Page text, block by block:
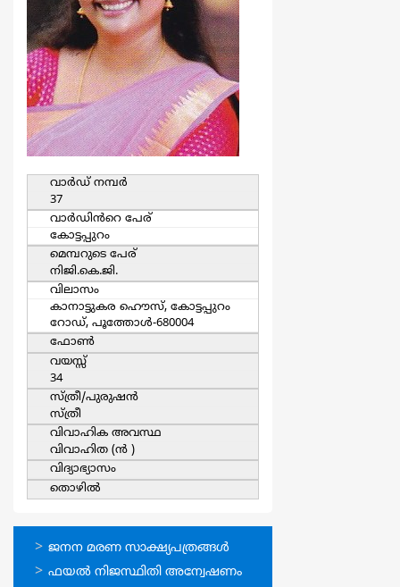
വാര്‍ഡ്‌ നമ്പര്‍
37
വാര്‍ഡിൻറെ പേര്
കോട്ടപ്പുറം
മെമ്പറുടെ പേര്
നിജി.കെ.ജി.
വിലാസം
കാനാട്ടുകര ഹൌസ്, കോട്ടപ്പുറം
റോഡ്, പൂത്തോള്‍-680004
ഫോൺ
വയസ്സ്
34
സ്ത്രീ/പുരുഷന്‍
സ്ത്രീ
വിവാഹിക അവസ്ഥ
വിവാഹിത (ന്‍ )
വിദ്യാഭ്യാസം
തൊഴില്‍
ഓണ്‍ലൈന്‍
സേവനങ്ങള്‍
ജനന മരണ സാക്ഷ്യപത്രങ്ങള്‍
ഫയല്‍ നിജസ്ഥിതി അന്വേഷണം